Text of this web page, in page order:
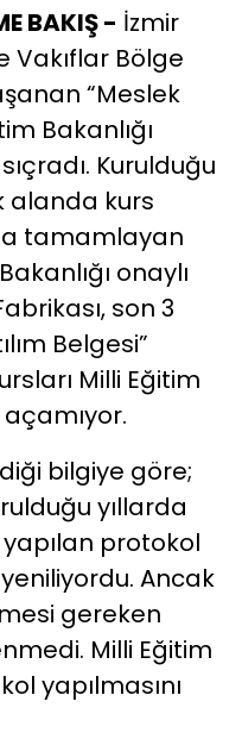
BAKIŞ - İzmir
Vakıflar Bölge
“Meslek
Bakanlığı
Kurulduğu
alanda kurs
tamamlayan
onaylı
son 3
Belgesi”
Milli Eğitim
açamıyor.
bilgiye göre;
yıllarda
yapılan protokol
Ancak
gereken
Milli Eğitim
yapılmasını